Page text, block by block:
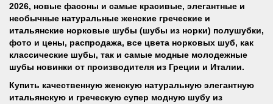
2026, новые фасоны и самые красивые, элегантные и
необычные натуральные женские греческие и
итальянские норковые шубы (шубы из норки) полушубки,
фото и цены, распродажа, все цвета норковых шуб, как
классические шубы, так и самые модные молодежные
шубы новинки от производителя из Греции и Италии.
Купить качественную женскую натуральную элегантную
итальянскую и греческую супер модную шубу из